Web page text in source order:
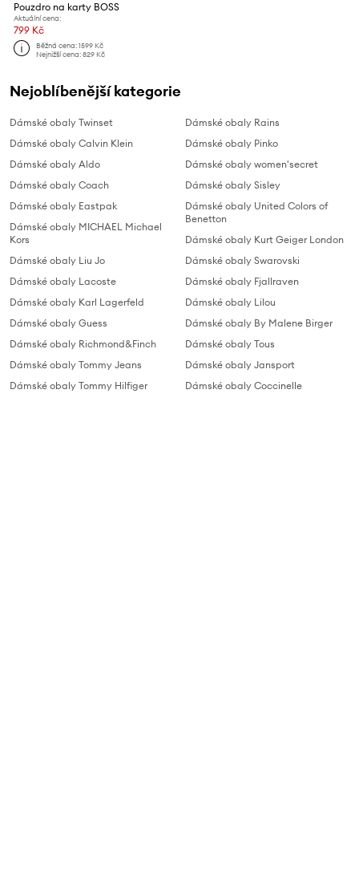
Pouzdro na karty BOSS
Aktuální cena:
799 Kč
Běžná cena:1599 Kč
Nejnižší cena:829 Kč
Nejoblíbenější kategorie
Dámské obaly Twinset
Dámské obaly Calvin Klein
Dámské obaly Aldo
Dámské obaly Coach
Dámské obaly Eastpak
Dámské obaly MICHAEL Michael
Kors
Dámské obaly Liu Jo
Dámské obaly Lacoste
Dámské obaly Karl Lagerfeld
Dámské obaly Guess
Dámské obaly Richmond&Finch
Dámské obaly Tommy Jeans
Dámské obaly Tommy Hilfiger
Dámské obaly Rains
Dámské obaly Pinko
Dámské obaly women'secret
Dámské obaly Sisley
Dámské obaly United Colors of
Benetton
Dámské obaly Kurt Geiger London
Dámské obaly Swarovski
Dámské obaly Fjallraven
Dámské obaly Lilou
Dámské obaly By Malene Birger
Dámské obaly Tous
Dámské obaly Jansport
Dámské obaly Coccinelle